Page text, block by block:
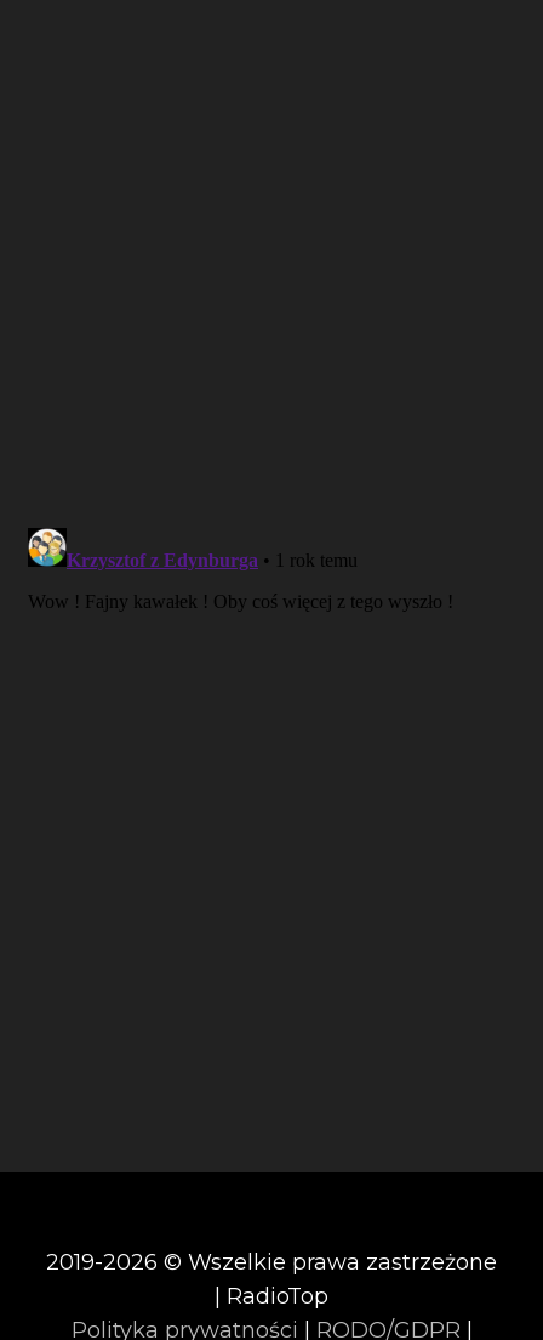
2019-2026 © Wszelkie prawa zastrzeżone
| RadioTop
Polityka prywatności
RODO/GDPR